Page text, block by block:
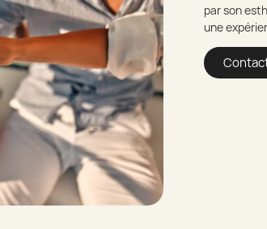
par son
une